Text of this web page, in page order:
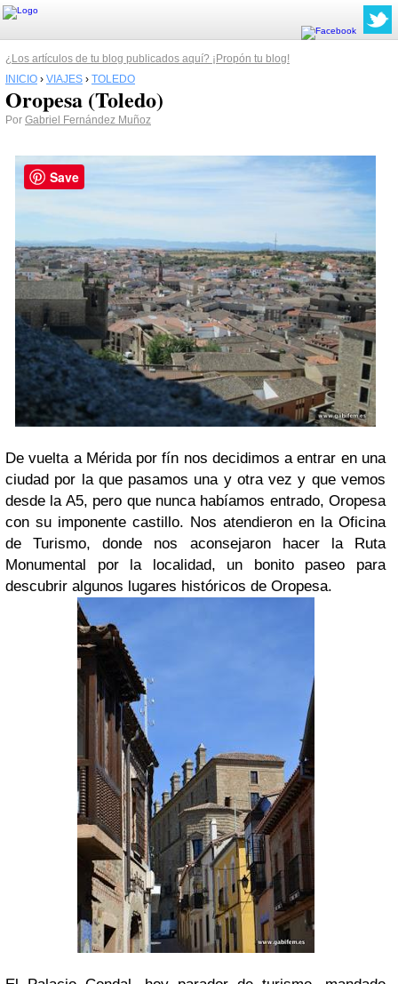
¿Los artículos de tu blog publicados aquí? ¡Propón tu blog!
INICIO › VIAJES › TOLEDO
Oropesa (Toledo)
Por Gabriel Fernández Muñoz
De vuelta a Mérida por fín nos decidimos a entrar en una
ciudad por la que pasamos una y otra vez y que vemos
desde la A5, pero que nunca habíamos entrado, Oropesa
con su imponente castillo. Nos atendieron en la Oficina
de Turismo, donde nos aconsejaron hacer la Ruta
Monumental por la localidad, un bonito paseo para
descubrir algunos lugares históricos de Oropesa.
Save